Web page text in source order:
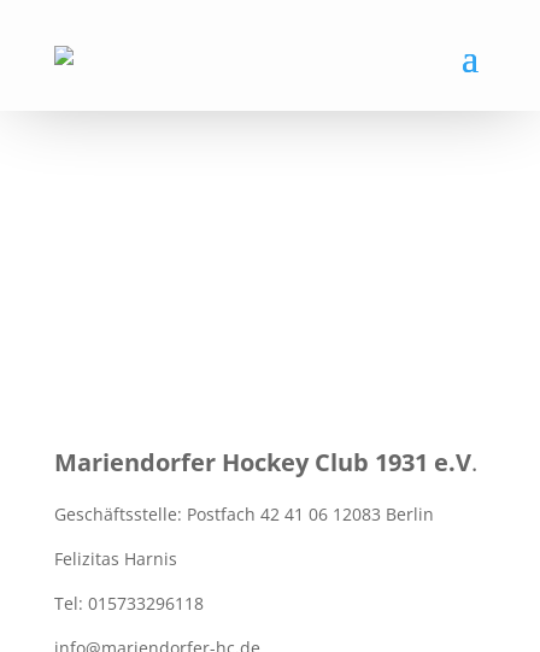
Mariendorfer Hockey Club 1931 e.V.
Geschäftsstelle: Postfach 42 41 06 12083 Berlin
Felizitas Harnis
Tel: 015733296118